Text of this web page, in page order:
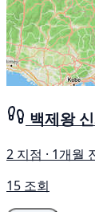
백제왕
2 지점 · 1개월
15 조회